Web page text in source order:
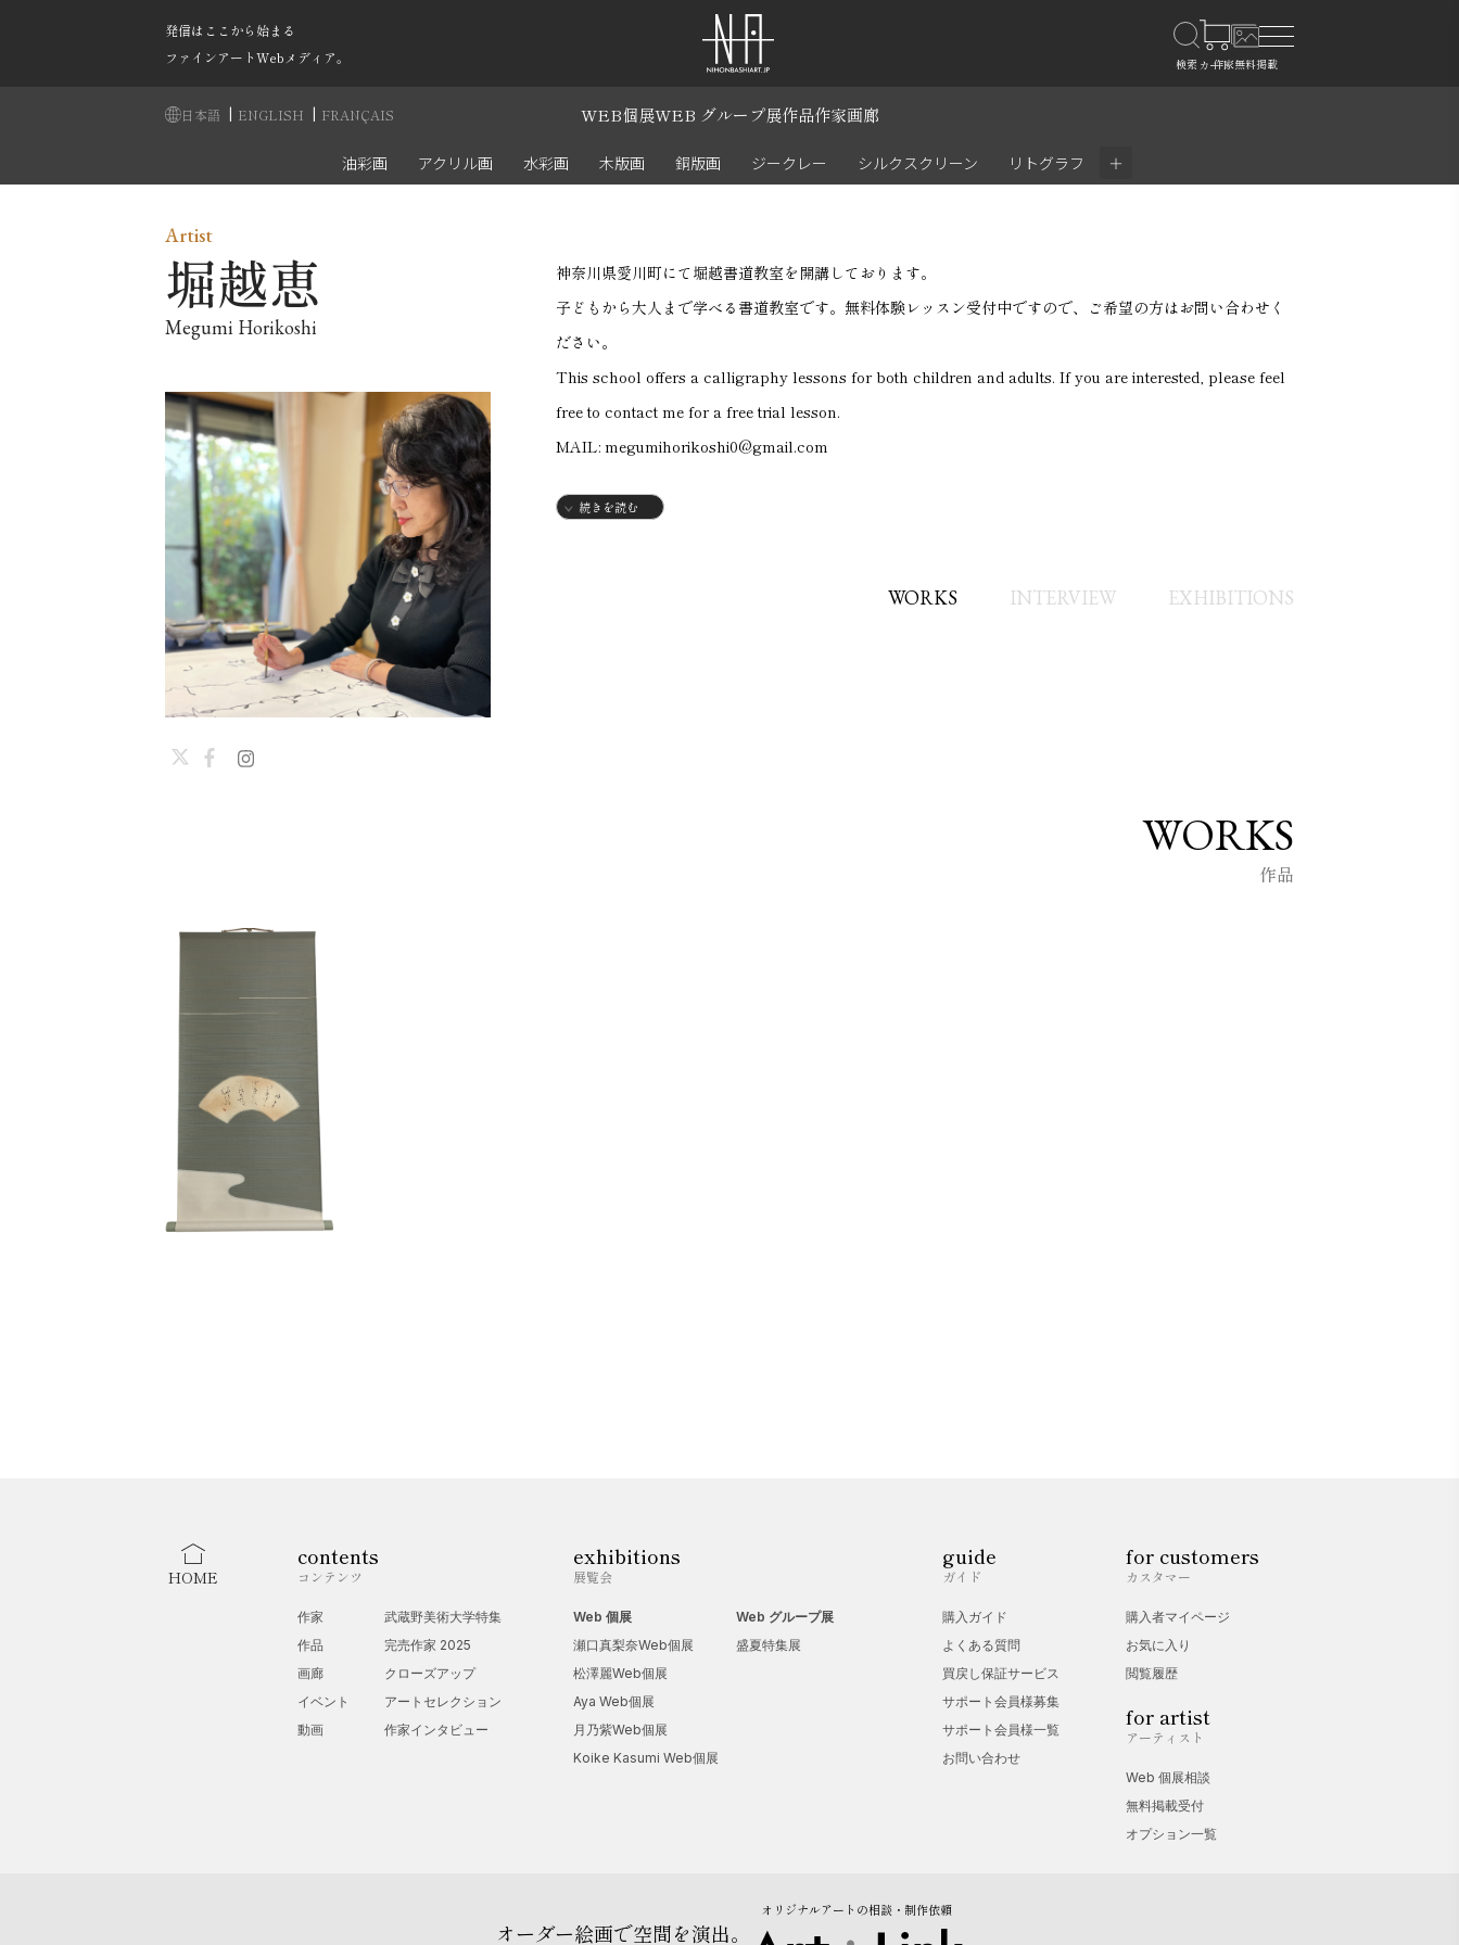
発信はここから始まる
ファインアートWebメディア。
日本語 | ENGLISH | FRANÇAIS WEB個展WEB グループ展作品作家画廊
油彩画 アクリル画 水彩画 木版画 銅版画 ジークレー シルクスクリーン リトグラフ ＋
神奈川県愛川町にて堀越書道教室を開講しております。
子どもから大人まで学べる書道教室です。 無料体験レッスン受付中ですので、ご希望の方はお問い合わせく
ださい。
This school offers a calligraphy lessons for both children and adults. If you are interested, please feel
free to contact me for a free trial lesson.
MAIL: megumihorikoshi0@gmail.com
正筆会理事・仮名師範・硬筆師範・実用師範・硬筆書写技能検定1級合格
続きを読む
Artist
堀越恵
Megumi Horikoshi
WORKS INTERVIEW EXHIBITIONS
WORKS
作品
HOME
contents
コンテンツ
作家
作品
画廊
イベント
動画
武蔵野美術大学特集
完売作家 2025
クローズアップ
アートセレクション
作家インタビュー
exhibitions
展覧会
Web 個展
瀬口真梨奈Web個展
松澤麗Web個展
Aya Web個展
月乃紫Web個展
Koike Kasumi Web個展
Web グループ展
盛夏特集展
guide
ガイド
購入ガイド
よくある質問
買戻し保証サービス
サポート会員様募集
サポート会員様一覧
お問い合わせ
for customers
カスタマー
購入者マイページ
お気に入り
閲覧履歴
for artist
アーティスト
Web 個展相談
無料掲載受付
オプション一覧
オーダー絵画で空間を演出。
オリジナルアートの相談・制作依頼